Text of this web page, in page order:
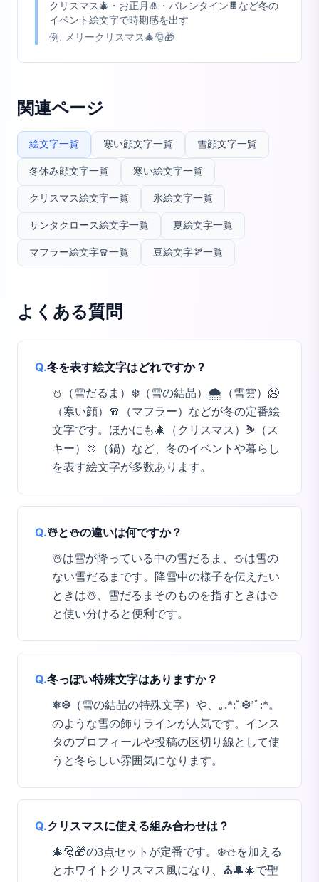
クリスマス🎄・お正月🎍・バレンタイン🍫など冬の
イベント絵文字で時期感を出す
例: メリークリスマス🎄🎅🎁
関連ページ
絵文字一覧 寒い顔文字一覧 雪顔文字一覧
冬休み顔文字一覧 寒い絵文字一覧
クリスマス絵文字一覧 氷絵文字一覧
サンタクロース絵文字一覧 夏絵文字一覧
マフラー絵文字🧣一覧 豆絵文字🫘一覧
よくある質問
Q.冬を表す絵文字はどれですか？
⛄（雪だるま）❄️（雪の結晶）🌨️（雪雲）🥶
（寒い顔）🧣（マフラー）などが冬の定番絵
文字です。ほかにも🎄（クリスマス）⛷️（ス
キー）🍲（鍋）など、冬のイベントや暮らし
を表す絵文字が多数あります。
Q.☃️と⛄の違いは何ですか？
☃️は雪が降っている中の雪だるま、⛄は雪の
ない雪だるまです。降雪中の様子を伝えたい
ときは☃️、雪だるまそのものを指すときは⛄
と使い分けると便利です。
Q.冬っぽい特殊文字はありますか？
❅❆（雪の結晶の特殊文字）や、｡.*:ﾟ❆’ﾟ:*。
のような雪の飾りラインが人気です。インス
タのプロフィールや投稿の区切り線として使
うと冬らしい雰囲気になります。
Q.クリスマスに使える組み合わせは？
🎄🎅🎁の3点セットが定番です。❄️⛄を加える
とホワイトクリスマス風になり、⛪🔔🎄で聖